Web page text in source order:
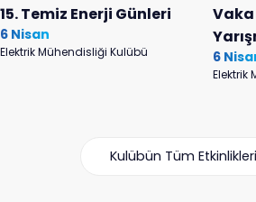
15. Temiz Enerji Günleri
6 Nisan
Elektrik Mühendisliği Kulübü 6
Elektrik
Kulübün Tüm